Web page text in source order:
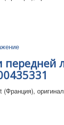
передней
(Франция), оригинал